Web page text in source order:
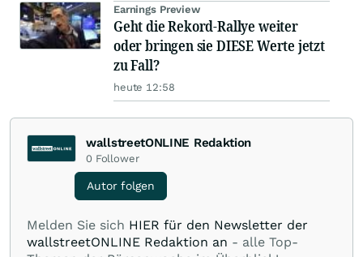
Earnings Preview
Geht die Rekord-Rallye weiter
oder bringen sie DIESE Werte jetzt
zu Fall?
heute 12:58
wallstreetONLINE Redaktion
0 Follower
Autor folgen
Melden Sie sich HIER für den Newsletter der
wallstreetONLINE Redaktion an - alle Top-